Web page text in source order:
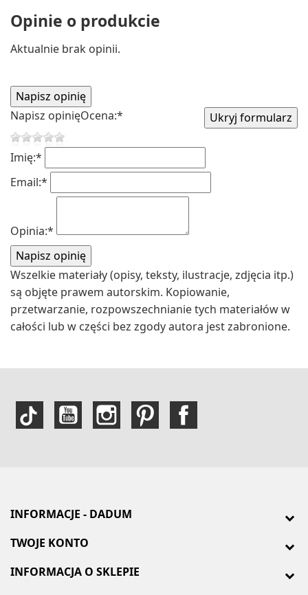
Opinie o produkcie
Aktualnie brak opinii.
Napisz opinięOcena:*
Imię:*
Email:*
Opinia:*
Wszelkie materiały (opisy, teksty, ilustracje, zdjęcia itp.)
są objęte prawem autorskim. Kopiowanie,
przetwarzanie, rozpowszechnianie tych materiałów w
całości lub w części bez zgody autora jest zabronione.
INFORMACJE - DADUM
TWOJE KONTO
INFORMACJA O SKLEPIE